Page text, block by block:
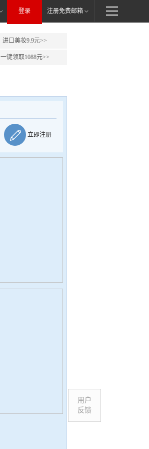
登录 注册免费邮箱
进口美妆9.9元>>
一键领取1088元>>
立即注册
用户
反馈